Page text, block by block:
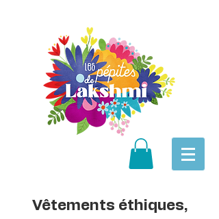
Vêtements éthiques,